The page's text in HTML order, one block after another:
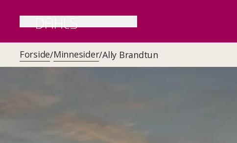
Forside/Minnesider/Ally Brandtun